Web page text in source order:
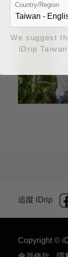
追蹤 iDrip
Copyright ©
Country/Region
We suggest
iDrip